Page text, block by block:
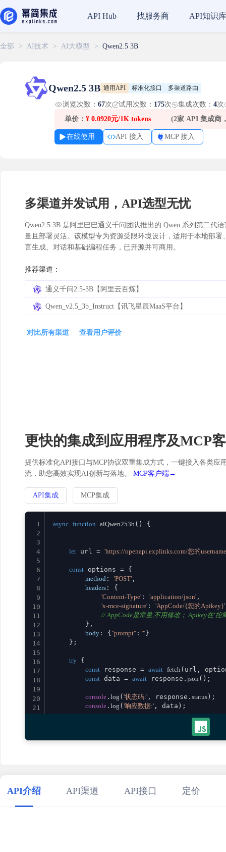
全部 > AI技术 > AI大模型 > Qwen2.5 3B
Qwen2.5 3B 通用API 标准化接口 多渠道路由
浏览次数： 67次 试用次数： 175次 集成次数： 4次
单价： ¥ 0.0920元/1K tokens (2家 API 集成商
在线使用 API 接入 MCP 接入
多渠道并发试用，API选型无忧
Qwen2.5 3B 是阿里巴巴通义千问团队推出的 Qwen 系列第二代
量且部署灵活。该模型专为资源受限环境设计，适用于本地部署
言生成、对话和基础编程任务，已开源并可商用。
推荐渠道：
通义千问2.5-3B【阿里云百炼】
Qwen_v2.5_3b_Instruct【讯飞星辰MaaS平台】
对比所有渠道 查看用户评价
更快的集成到应用程序及MCP
提供标准化API接口与MCP协议双重集成方式，一键接入各类
流，助您高效实现AI创新与落地。 MCP客户端→
API集成 MCP集成
1
2
3
4
5
6
7
8
9
10
11
12
13
14
15
16
17
18
19
20
21
30
32
async function aiQwen253b ( ) {
let url = 'https://openapi.explinks.com/您的
const options = {
method : 'POST' ,
headers : {
'Content-Type' : 'application/json' ,
'x-mce-signature' : 'AppCode/{您的Apikey}'
// AppCode是常量,不用修改； Apikey在‘控
        },
body : { "prompt" : "" }
    };
try {
const response = await fetch (url,
const data = await response. json ();
console . log ( '状态码:' , response. status );
console . log ( '响应数据:' , data);
console.error('请求失败:', error);
// 使用示例
aiQwen253b()
API介绍 API渠道 API接口 定价
API Hub 找服务商 API知识库